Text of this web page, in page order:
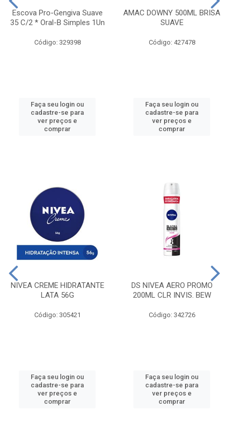
Escova Pro-Gengiva Suave
35 C/2 * Oral-B Simples 1Un
Código: 329398
Faça seu login ou
cadastre-se para
ver preços e
comprar
AMAC DOWNY 500ML BRISA
SUAVE
Código: 427478
Faça seu login ou
cadastre-se para
ver preços e
comprar
NIVEA CREME HIDRATANTE
LATA 56G
Código: 305421
Faça seu login ou
cadastre-se para
ver preços e
comprar
DS NIVEA AERO PROMO
200ML CLR INVIS. BEW
Código: 342726
Faça seu login ou
cadastre-se para
ver preços e
comprar